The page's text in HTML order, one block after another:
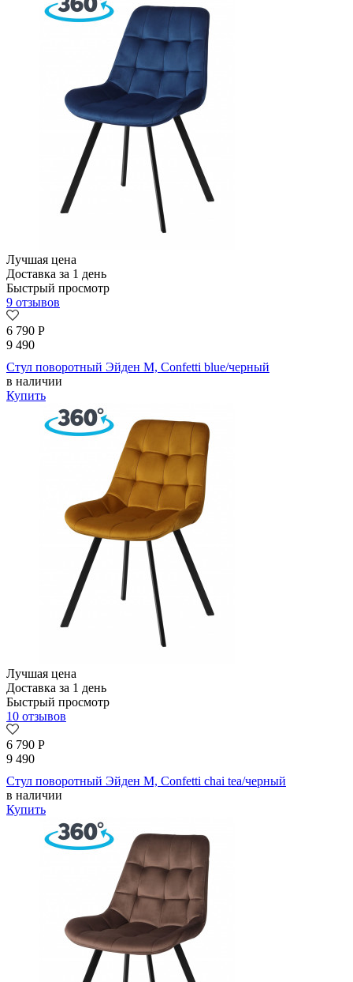
Лучшая цена
Доставка за 1 день
Быстрый просмотр
9 отзывов
6 790 Р
9 490
Стул поворотный Эйден М, Confetti blue/черный
в наличии
Купить
Лучшая цена
Доставка за 1 день
Быстрый просмотр
10 отзывов
6 790 Р
9 490
Стул поворотный Эйден М, Confetti chai tea/черный
в наличии
Купить